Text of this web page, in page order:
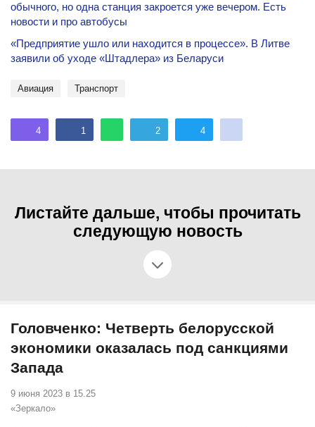
обычного, но одна станция закроется уже вечером. Есть
новости и про автобусы
«Предприятие ушло или находится в процессе». В Литве
заявили об уходе «Штадлера» из Беларуси
авиация Транспорт
4 1 2 4
Листайте дальше, чтобы прочитать
следующую новость